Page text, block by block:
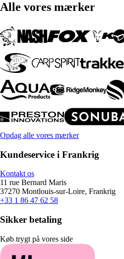
Alle vores mærker
Opdag alle vores mærker
Kundeservice i Frankrig
Kontakt os
11 rue Bernard Maris
37270 Montlouis-sur-Loire, Frankrig
+33 1 86 47 62 58
Sikker betaling
Køb trygt på vores side